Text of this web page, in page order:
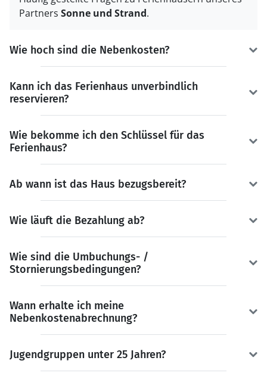
Partners Sonne und Strand.
Wie hoch sind die Nebenkosten?
Kann ich das Ferienhaus unverbindlich
reservieren?
Wie bekomme ich den Schlüssel für das
Ferienhaus?
Ab wann ist das Haus bezugsbereit?
Wie läuft die Bezahlung ab?
Wie sind die Umbuchungs- /
Stornierungsbedingungen?
Wann erhalte ich meine
Nebenkostenabrechnung?
Jugendgruppen unter 25 Jahren?